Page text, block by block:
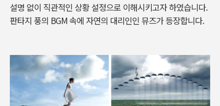
설명 없이 직관적인 상황 설정으로 이해시키고자 하였습니다.
판타지 풍의 BGM 속에 자연의 대리인인 뮤즈가 등장합니다.